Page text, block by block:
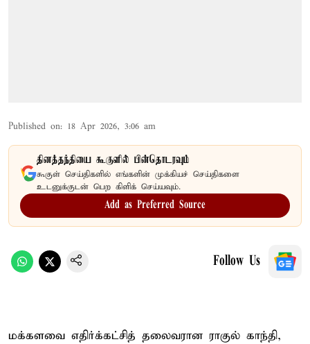
Published on: 18 Apr 2026, 3:06 am
தினத்தந்தியை கூகுளில் பின்தொடரவும்
கூகுள் செய்திகளில் எங்களின் முக்கியச் செய்திகளை
உடனுக்குடன் பெற கிளிக் செய்யவும்.
Add as Preferred Source
Follow Us
மக்களவை எதிர்க்கட்சித் தலைவரான ராகுல் காந்தி,